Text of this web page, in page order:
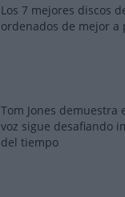
Los 7 mejores discos
ordenados de mejor a
Tom Jones demuestra
voz sigue desafiando
del tiempo